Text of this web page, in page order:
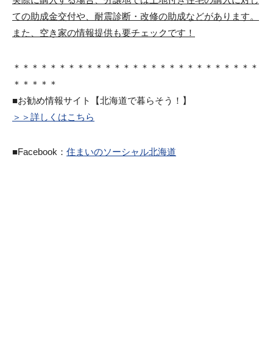
ての助成金交付や、耐震診断・改修の助成などがあります。
また、空き家の情報提供も要チェックです！
＊＊＊＊＊＊＊＊＊＊＊＊＊＊＊＊＊＊＊＊＊＊＊＊＊＊＊
＊＊＊＊＊
■お勧め情報サイト【北海道で暮らそう！】
＞＞詳しくはこちら
■Facebook： 住まいのソーシャル北海道